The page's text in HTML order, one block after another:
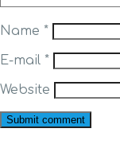
Name *
E-mail *
Website